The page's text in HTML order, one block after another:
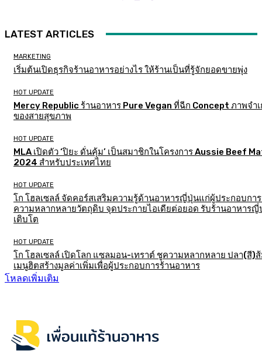
LATEST ARTICLES
MARKETING
เริ่มต้นเปิดธุรกิจร้านอาหารอย่างไร ให้ร้านเป็นที่รู้จักยอดขายพุ่ง
HOT UPDATE
Mercy Republic ร้านอาหาร Pure Vegan ที่ฉีก Concept ภาพจำเ
ของสายสุขภาพ
HOT UPDATE
MLA เปิดตัว ‘ปิยะ ดั่นคุ้ม’ เป็นสมาชิกในโครงการ Aussie Beef
2024 สำหรับประเทศไทย
HOT UPDATE
โก โฮลเซลล์ จัดคอร์สเสริมความรู้ด้านอาหารญี่ปุ่นแก่ผู้ประกอบกา
ความหลากหลายวัตถุดิบ จุดประกายไอเดียต่อยอด รับร้านอาหาร
เติบโต
HOT UPDATE
โก โฮลเซลล์ เปิดโลก แซลมอน-เทราต์ ชูความหลากหลาย ปลา(สี)
เมนูฮิตสร้างมูลค่าเพิ่มเพื่อผู้ประกอบการร้านอาหาร
โหลดเพิ่มเติม